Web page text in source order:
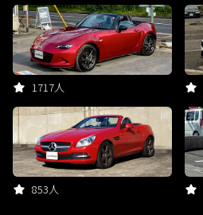
1717人
853人